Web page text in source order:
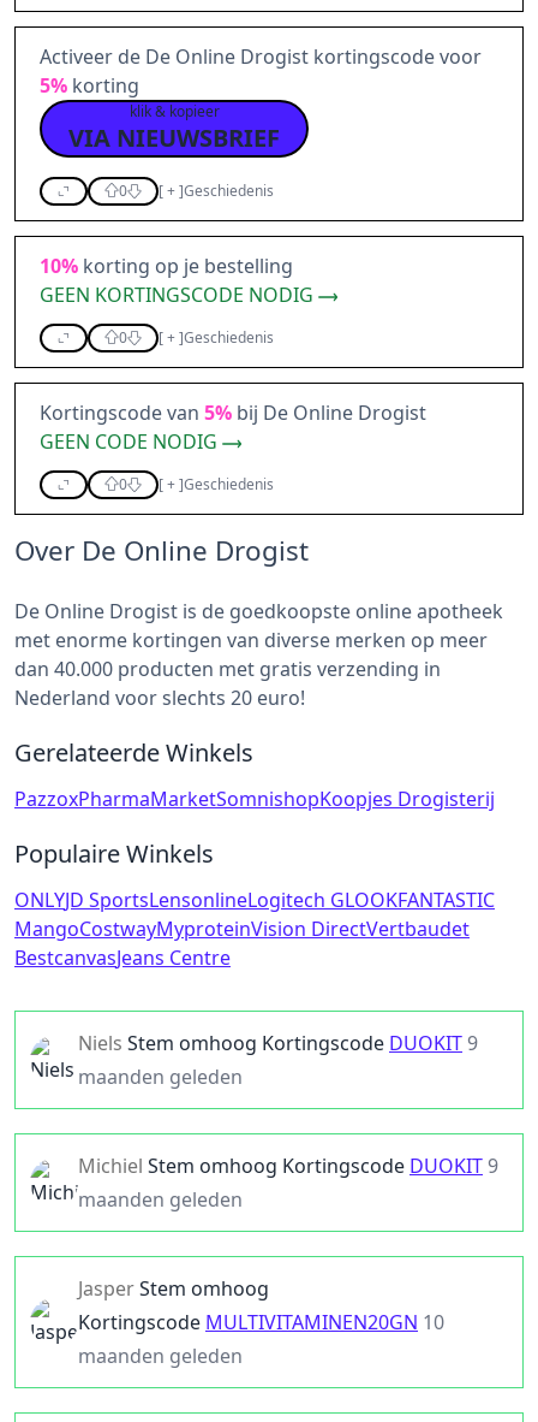
Activeer de De Online Drogist kortingscode voor
5% korting
klik & kopieer
VIA NIEUWSBRIEF
0 [+]Geschiedenis
10% korting op je bestelling
GEEN KORTINGSCODE NODIG
0 [+]Geschiedenis
Kortingscode van 5% bij De Online Drogist
GEEN CODE NODIG
0 [+]Geschiedenis
Over De Online Drogist
De Online Drogist is de goedkoopste online apotheek
met enorme kortingen van diverse merken op meer
dan 40.000 producten met gratis verzending in
Nederland voor slechts 20 euro!
Gerelateerde Winkels
PazzoxPharmaMarketSomnishopKoopjes Drogisterij
Populaire Winkels
ONLYJD SportsLensonlineLogitech GLOOKFANTASTIC
MangoCostwayMyproteinVision DirectVertbaudet
BestcanvasJeans Centre
Niels Stem omhoog Kortingscode DUOKIT9
maanden geleden
Michiel Stem omhoog Kortingscode DUOKIT9
maanden geleden
JasperStem omhoog
Kortingscode MULTIVITAMINEN20GN 10
maanden geleden